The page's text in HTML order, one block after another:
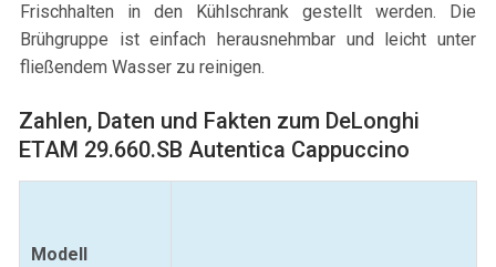
Frischhalten in den Kühlschrank gestellt werden. Die
Brühgruppe ist einfach herausnehmbar und leicht unter
fließendem Wasser zu reinigen.
Zahlen, Daten und Fakten zum DeLonghi
ETAM 29.660.SB Autentica Cappuccino
Modell